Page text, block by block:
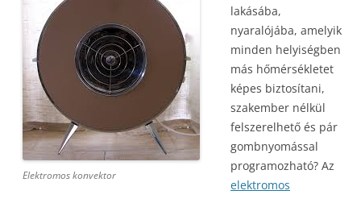
Elektromos konvektor
lakásába,
nyaralójába, amelyik
minden helyiségben
más hőmérsékletet
képes biztosítani,
szakember nélkül
felszerelhető és pár
gombnyomással
programozható? Az
elektromos